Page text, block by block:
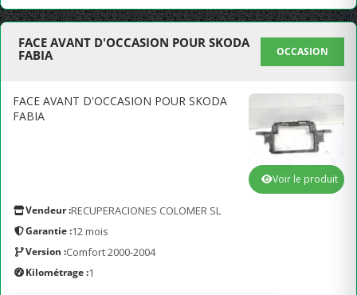
FACE AVANT D'OCCASION POUR SKODA
FABIA
OCCASION
FACE AVANT D'OCCASION POUR SKODA
FABIA
Vendeur :RECUPERACIONES COLOMER SL
Garantie :12 mois
Version :Comfort 2000-2004
Kilométrage :1
Voir le produit